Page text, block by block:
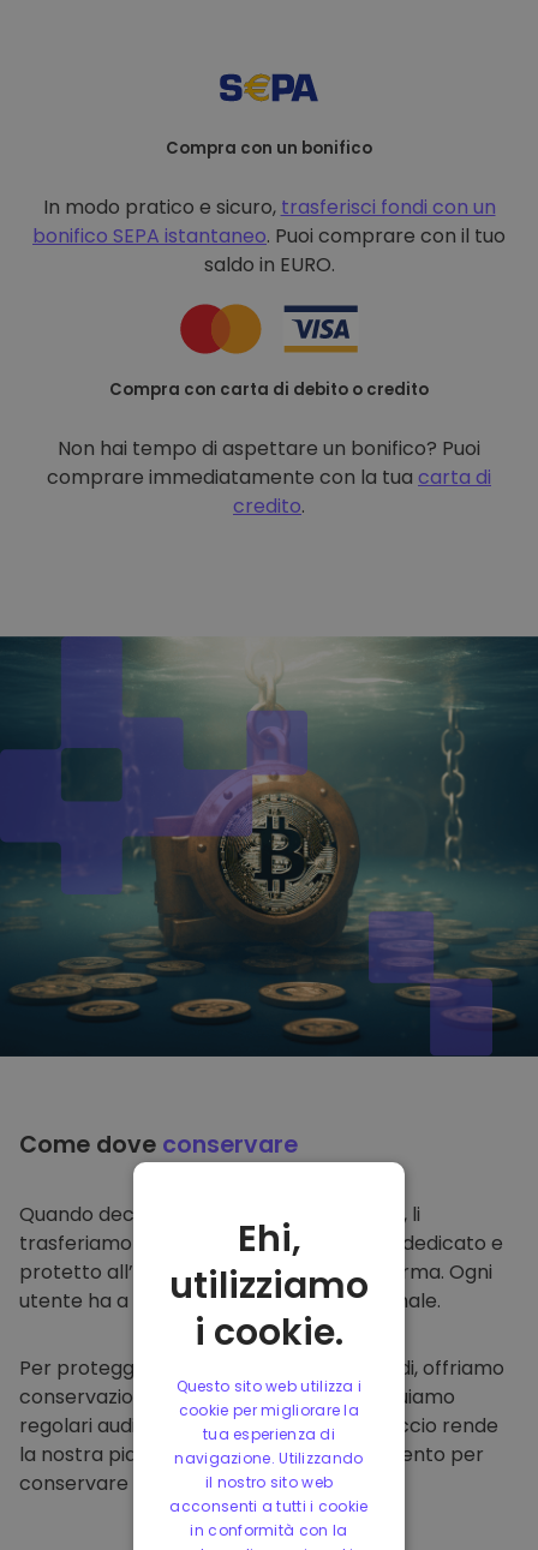
Compra con un bonifico
In modo pratico e sicuro, trasferisci fondi con un
bonifico SEPA istantaneo. Puoi comprare con il tuo
saldo in EURO.
Compra con carta di debito o credito
Non hai tempo di aspettare un bonifico? Puoi
comprare immediatamente con la tua carta di
credito.
Come dove conservare
Quando decidi di comprare su
, li
trasferiamo direttamente nel tuo wallet dedicato e
protetto all’interno della nostra piattaforma. Ogni
utente ha a disposizione un wallet personale.
Per proteggere i nostri clienti e i loro fondi, offriamo
conservazione offline protetta ed effettuiamo
regolari audit di sicurezza. Questo approccio rende
la nostra piattaforma un punto di riferimento per
conservare e altre criptovalute.
Ehi,
utilizziamo
i cookie.
Questo sito web utilizza i
cookie per migliorare la
tua esperienza di
navigazione. Utilizzando
il nostro sito web
acconsenti a tutti i cookie
in conformità con la